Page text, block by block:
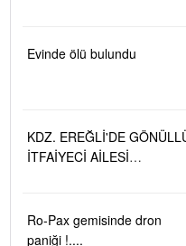
Evinde ölü bulundu
KDZ. EREĞLİ'DE
İTFAİYECİ AİLESİ
Ro-Pax gemisinde dron
paniği !....